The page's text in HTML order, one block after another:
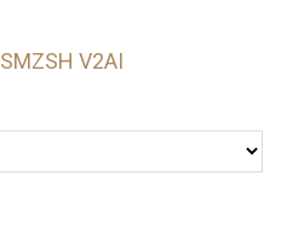
SMZSH V2AI